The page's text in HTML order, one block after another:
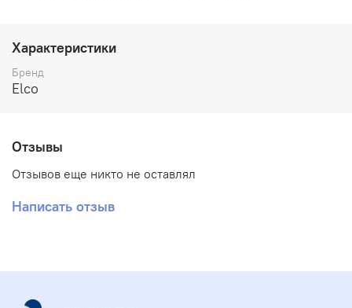
Характеристики
Бренд
Elco
Отзывы
Отзывов еще никто не оставлял
Написать отзыв